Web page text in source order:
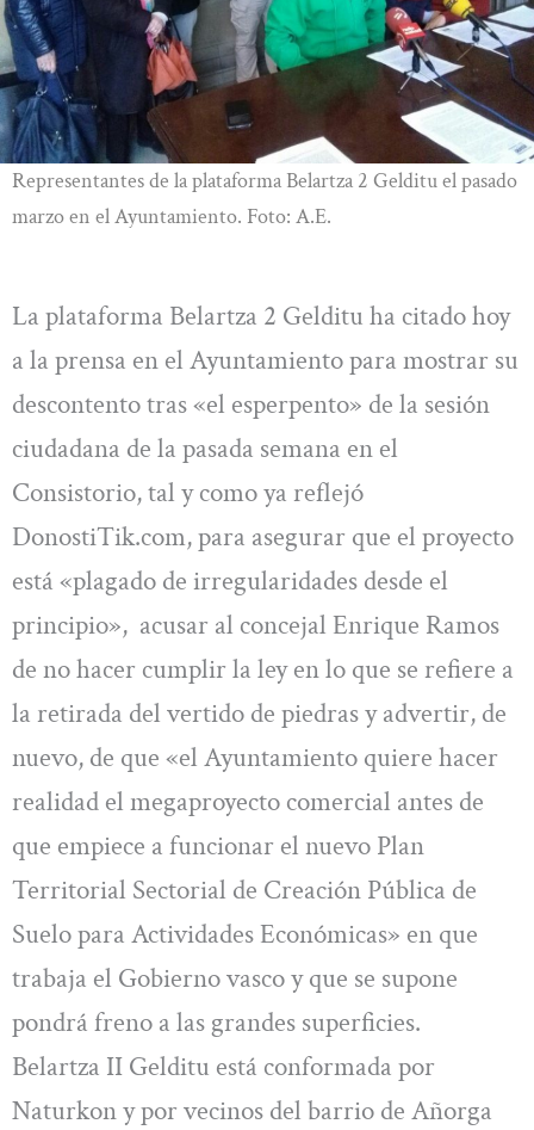
Representantes de la plataforma Belartza 2 Gelditu el pasado
marzo en el Ayuntamiento. Foto: A.E.
La plataforma Belartza 2 Gelditu ha citado hoy
a la prensa en el Ayuntamiento para mostrar su
descontento tras «el esperpento» de la sesión
ciudadana de la pasada semana en el
Consistorio, tal y como ya reflejó
DonostiTik.com, para asegurar que el proyecto
está «plagado de irregularidades desde el
principio», acusar al concejal Enrique Ramos
de no hacer cumplir la ley en lo que se refiere a
la retirada del vertido de piedras y advertir, de
nuevo, de que «el Ayuntamiento quiere hacer
realidad el megaproyecto comercial antes de
que empiece a funcionar el nuevo Plan
Territorial Sectorial de Creación Pública de
Suelo para Actividades Económicas» en que
trabaja el Gobierno vasco y que se supone
pondrá freno a las grandes superficies.
Belartza II Gelditu está conformada por
Naturkon y por vecinos del barrio de Añorga